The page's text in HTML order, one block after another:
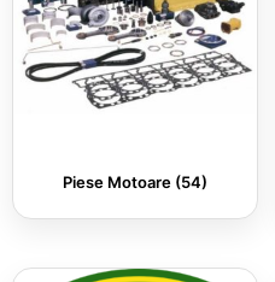
Piese Motoare (54)